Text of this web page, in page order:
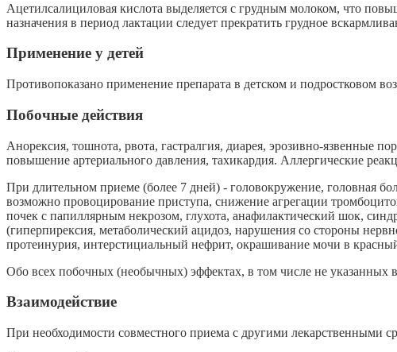
Ацетилсалициловая кислота выделяется с грудным молоком, что
назначения в период лактации следует прекратить грудное
Применение у детей
Противопоказано применение препарата в детском и подростковом
Побочные действия
Анорексия, тошнота, рвота, гастралгия, диарея, эрозивно-язвенные
повышение артериального давления, тахикардия. Аллергические
При длительном приеме (более 7 дней) - головокружение, головная
возможно провоцирование приступа, снижение агрегации
почек с папиллярным некрозом, глухота, анафилактический шок,
(гиперпирексия, метаболический ацидоз, нарушения со стороны
протеинурия, интерстициальный нефрит, окрашивание мочи в
Обо всех побочных (необычных) эффектах, в том числе не указанных
Взаимодействие
При необходимости совместного приема с другими лекарственными